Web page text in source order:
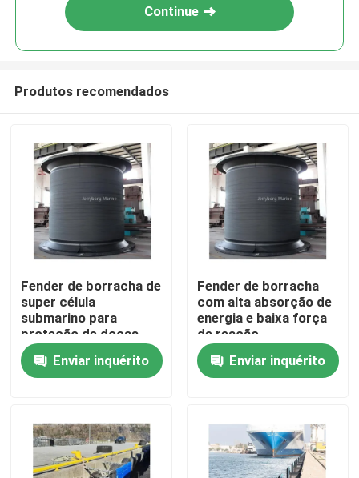
Casa
Produtos
Continue
Produtos recomendados
Fender de borracha de
super célula
submarino para
proteção de docas
Enviar inquérito
Fender de borracha
com alta absorção de
energia e baixa força
de reação
Enviar inquérito